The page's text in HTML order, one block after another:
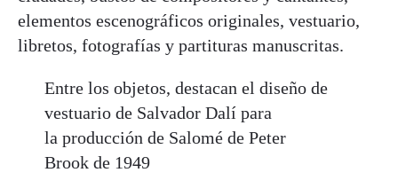
elementos escenográficos originales, vestuario,
libretos, fotografías y partituras manuscritas.
Entre los objetos, destacan el diseño de
vestuario de Salvador Dalí para
la producción de Salomé de Peter
Brook de 1949